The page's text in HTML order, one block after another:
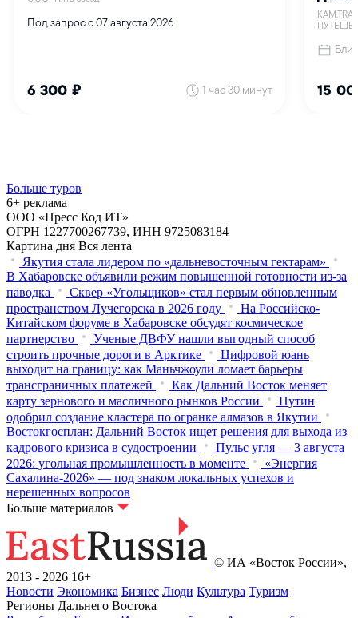
Больше туров
6+ реклама
ООО «Пресс Код ИТ»
ОГРН 1227700267739, ИНН 9725083184
Картина дня Вся лента
Якутия стала лидером по «дальневосточным гектарам»
В Хабаровске объявили режим повышенной готовности из‑за
паводка
Сквер «Угольщиков» стал первым обновленным
пространством Лучегорска в 2026 году
На Российско-
Китайском форуме в Хабаровске обсудят космическое
партнерство
Ученые ДВФУ нашли выгодный способ
строить прочные дороги в Арктике
Цифровой юань
выходит на границу: как Маньчжоули ломает барьеры
трансграничных платежей
Как Дальний Восток меняет
карту зернового и масличного рынков России
Путин
одобрил создание кластера по огранке алмазов в Якутии
Востокгосплан: Дальний Восток ищет решения для выхода из
кадрового кризиса в судостроении
Пульс угля — 3 августа
2026: угольная промышленность в моменте
«Энергия
Сахалина-2026» — под знаком локальных успехов и
нерешенных вопросов
Больше материалов
© ИА «Восток России»,
2013 - 2026 16+
Новости Экономика Бизнес Люди Культура Туризм
Регионы Дальнего Востока